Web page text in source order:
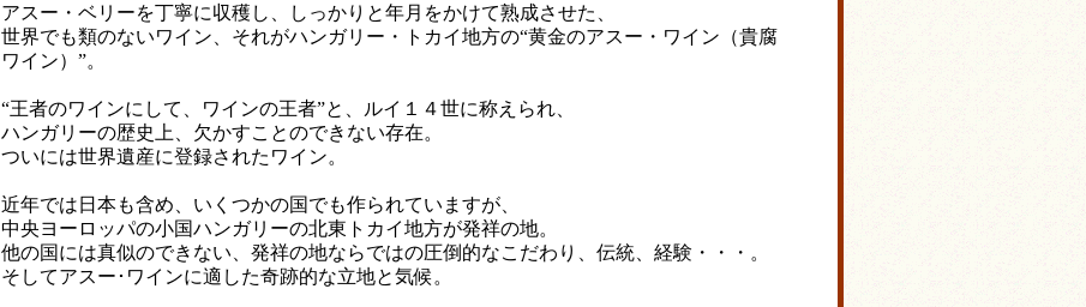
アスー・ベリーを丁寧に収穫し、しっかりと年月をかけて熟成させた、
世界でも類のないワイン、それがハンガリー・トカイ地方の“黄金のアスー・ワイン（貴腐
ワイン）”。
“王者のワインにして、ワインの王者”と、ルイ１４世に称えられ、
ハンガリーの歴史上、欠かすことのできない存在。
ついには世界遺産に登録されたワイン。
近年では日本も含め、いくつかの国でも作られていますが、
中央ヨーロッパの小国ハンガリーの北東トカイ地方が発祥の地。
他の国には真似のできない、発祥の地ならではの圧倒的なこだわり、伝統、経験・・・。
そしてアスー･ワインに適した奇跡的な立地と気候。